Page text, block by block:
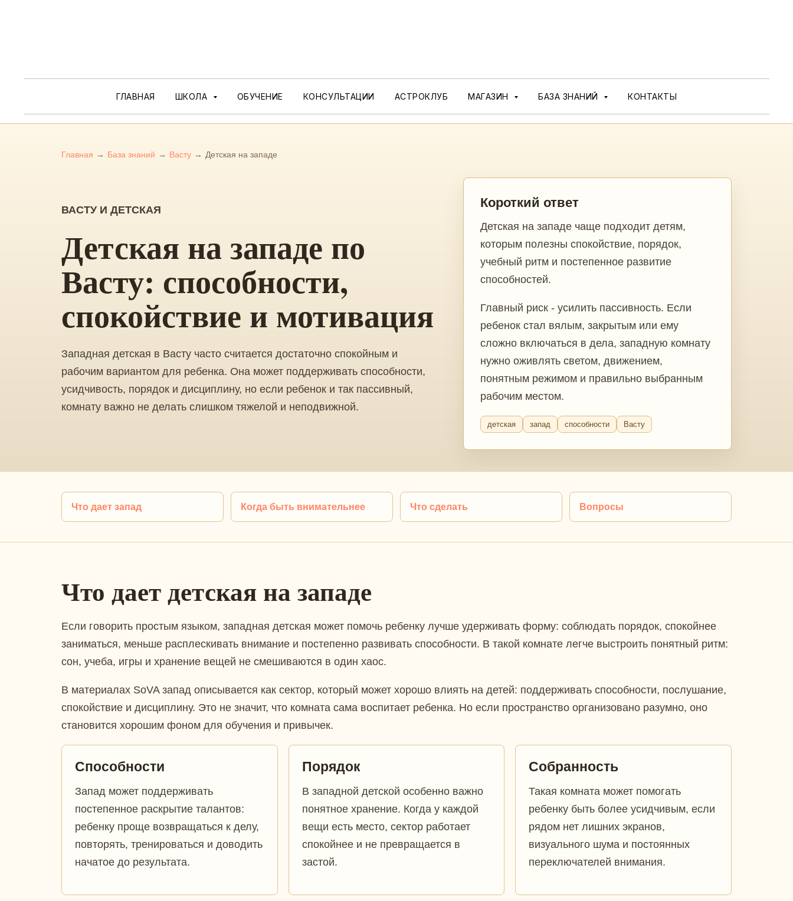
ГЛАВНАЯ ШКОЛА ОБУЧЕНИЕ КОНСУЛЬТАЦИИ АСТРОКЛУБ МАГАЗИН БАЗА ЗНАНИЙ КОНТАКТЫ
Главная → База знаний → Васту → Детская на западе
ВАСТУ И ДЕТСКАЯ
Детская на западе по
Васту: способности,
спокойствие и мотивация
Западная детская в Васту часто считается достаточно спокойным и
рабочим вариантом для ребенка. Она может поддерживать способности,
усидчивость, порядок и дисциплину, но если ребенок и так пассивный,
комнату важно не делать слишком тяжелой и неподвижной.
Короткий ответ
Детская на западе чаще подходит детям,
которым полезны спокойствие, порядок,
учебный ритм и постепенное развитие
способностей.
Главный риск - усилить пассивность. Если
ребенок стал вялым, закрытым или ему
сложно включаться в дела, западную комнату
нужно оживлять светом, движением,
понятным режимом и правильно выбранным
рабочим местом.
детская запад способности Васту
Что дает запад Когда быть внимательнее Что сделать Вопросы
Что дает детская на западе
Если говорить простым языком, западная детская может помочь ребенку лучше удерживать форму: соблюдать порядок, спокойнее
заниматься, меньше расплескивать внимание и постепенно развивать способности. В такой комнате легче выстроить понятный ритм:
сон, учеба, игры и хранение вещей не смешиваются в один хаос.
В материалах SoVA запад описывается как сектор, который может хорошо влиять на детей: поддерживать способности, послушание,
спокойствие и дисциплину. Это не значит, что комната сама воспитает ребенка. Но если пространство организовано разумно, оно
становится хорошим фоном для обучения и привычек.
Способности
Запад может поддерживать
постепенное раскрытие талантов:
ребенку проще возвращаться к делу,
повторять, тренироваться и доводить
начатое до результата.
Порядок
В западной детской особенно важно
понятное хранение. Когда у каждой
вещи есть место, сектор работает
спокойнее и не превращается в
застой.
Собранность
Такая комната может помогать
ребенку быть более усидчивым, если
рядом нет лишних экранов,
визуального шума и постоянных
переключателей внимания.